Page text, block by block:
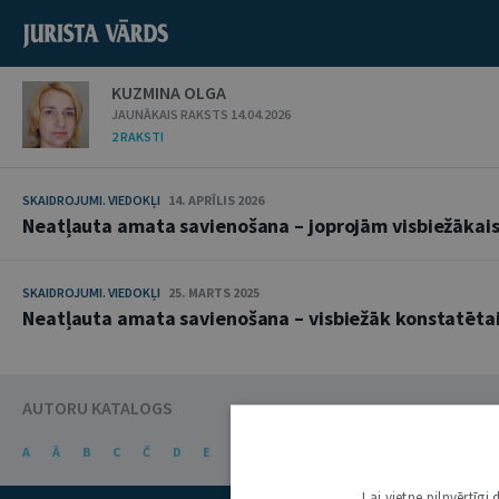
KUZMINA OLGA
JAUNĀKAIS RAKSTS 14.04.2026
2 RAKSTI
SKAIDROJUMI. VIEDOKĻI 14. APRĪLIS 2026
Neatļauta amata savienošana – joprojām
SKAIDROJUMI. VIEDOKĻI 25. MARTS 2025
Neatļauta amata savienošana – visbiežāk
AUTORU KATALOGS
A Ā B C Č D E